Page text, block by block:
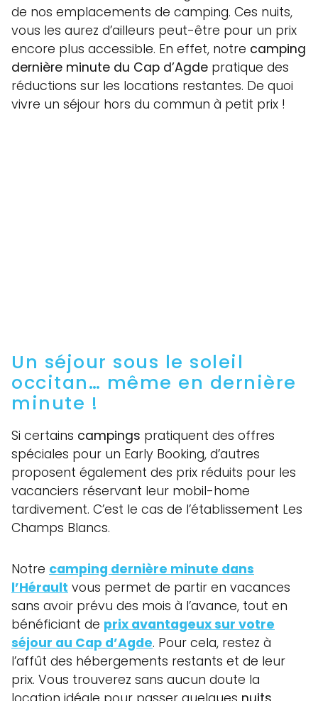
de nos emplacements de camping. Ces nuits,
vous les aurez d’ailleurs peut-être pour un prix
encore plus accessible. En effet, notre camping
dernière minute du Cap d’Agde pratique des
réductions sur les locations restantes. De quoi
vivre un séjour hors du commun à petit prix !
Un séjour sous le soleil
occitan… même en dernière
minute !
Si certains campings pratiquent des offres
spéciales pour un Early Booking, d’autres
proposent également des prix réduits pour les
vacanciers réservant leur mobil-home
tardivement. C’est le cas de l’établissement Les
Champs Blancs.
Notre camping dernière minute dans
l’Hérault vous permet de partir en vacances
sans avoir prévu des mois à l’avance, tout en
bénéficiant de prix avantageux sur votre
séjour au Cap d’Agde. Pour cela, restez à
l’affût des hébergements restants et de leur
prix. Vous trouverez sans aucun doute la